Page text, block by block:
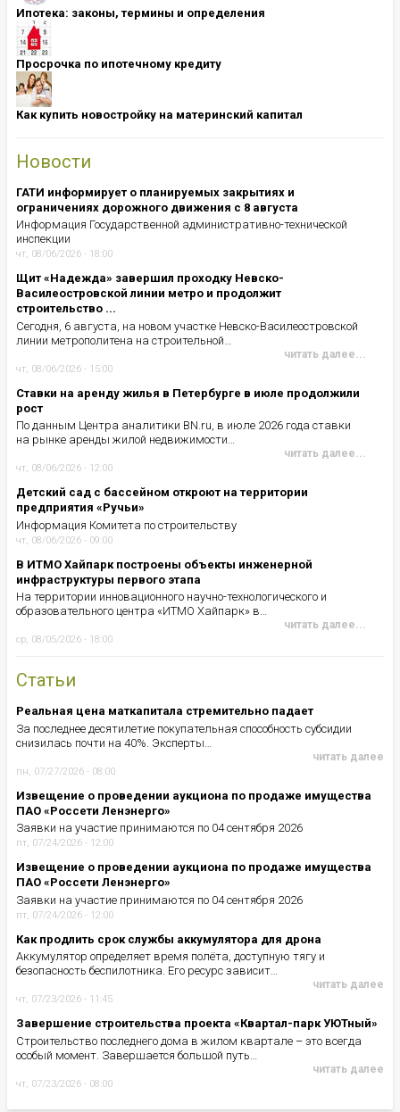
Ипотека: ​​​​​​​законы, термины и определения
Просрочка по ипотечному кредиту
Как купить новостройку на материнский капитал
Новости
ГАТИ информирует о планируемых закрытиях и
ограничениях дорожного движения с 8 августа
Информация Государственной административно-технической
инспекции
чт, 08/06/2026 - 18:00
Щит «Надежда» завершил проходку Невско-
Василеостровской линии метро и продолжит
строительство ...
Сегодня, 6 августа, на новом участке Невско-Василеостровской
линии метрополитена на строительной…
читать далее...
чт, 08/06/2026 - 15:00
Ставки на аренду жилья в Петербурге в июле продолжили
рост
По данным Центра аналитики BN.ru, в июле 2026 года ставки
на рынке аренды жилой недвижимости…
читать далее...
чт, 08/06/2026 - 12:00
Детский сад с бассейном откроют на территории
предприятия «Ручьи»
Информация Комитета по строительству
чт, 08/06/2026 - 09:00
В ИТМО Хайпарк построены объекты инженерной
инфраструктуры первого этапа
На территории инновационного научно-технологического и
образовательного центра «ИТМО Хайпарк» в…
читать далее...
ср, 08/05/2026 - 18:00
Статьи
Реальная цена маткапитала стремительно падает
За последнее десятилетие покупательная способность субсидии
снизилась почти на 40%. Эксперты…
читать далее
пн, 07/27/2026 - 08:00
Извещение о проведении аукциона по продаже имущества
ПАО «Россети Ленэнерго»
Заявки на участие принимаются по 04 сентября 2026
пт, 07/24/2026 - 12:00
Извещение о проведении аукциона по продаже имущества
ПАО «Россети Ленэнерго»
Заявки на участие принимаются по 04 сентября 2026
пт, 07/24/2026 - 12:00
Как продлить срок службы аккумулятора для дрона
Аккумулятор определяет время полёта, доступную тягу и
безопасность беспилотника. Его ресурс зависит…
читать далее
чт, 07/23/2026 - 11:45
Завершение строительства проекта «Квартал-парк УЮТный»
Строительство последнего дома в жилом квартале – это всегда
особый момент. Завершается большой путь…
читать далее
чт, 07/23/2026 - 08:00